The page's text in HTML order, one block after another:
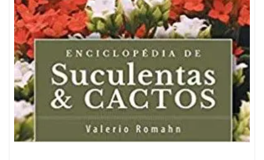
9 Produto(s)